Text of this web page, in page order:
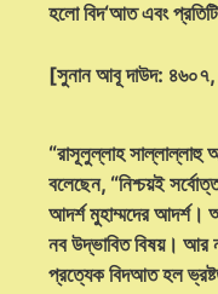
হলো বিদ‘আত এবং
[সুনান আবূ দাউদ:
“রাসূলুল্লাহ সাল্লাল্লাহু
বলেছেন, “নিশ্চয়ই
আদর্শ মুহাম্মদের আদর্শ।
নব উদ্ভাবিত বিষয়। আর
প্রত্যেক বিদআত হল